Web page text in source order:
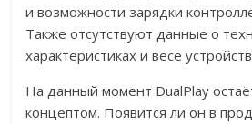
и возможности зарядки
Также отсутствуют данные о
характеристиках и весе
На данный момент DualPlay
концептом. Появится ли он в